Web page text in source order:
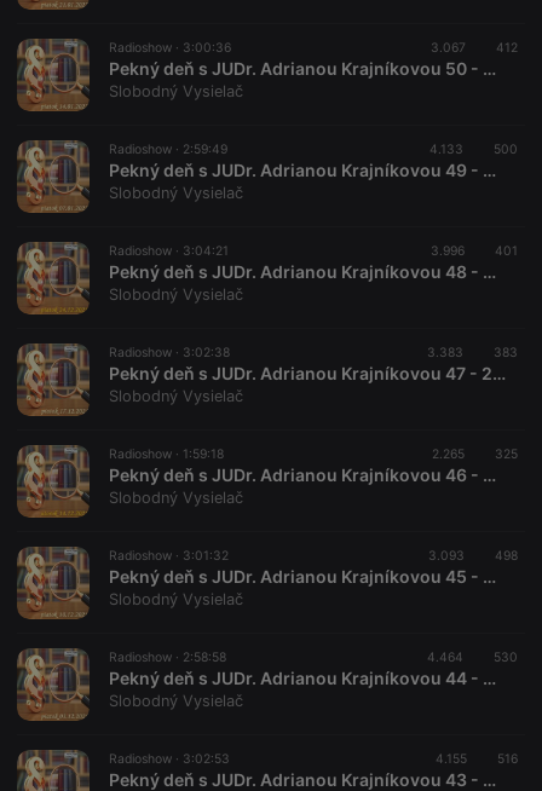
Radioshow · 3:00:36 3.067 412
Pekný deň s JUDr. Adrianou Krajníkovou 50 - 2022-01-14
Slobodný Vysielač
Radioshow · 2:59:49 4.133 500
Pekný deň s JUDr. Adrianou Krajníkovou 49 - 2022-01-07
Slobodný Vysielač
Radioshow · 3:04:21 3.996 401
Pekný deň s JUDr. Adrianou Krajníkovou 48 - 2021-12-24
Slobodný Vysielač
Radioshow · 3:02:38 3.383 383
Pekný deň s JUDr. Adrianou Krajníkovou 47 - 2021-12-17
Slobodný Vysielač
Radioshow · 1:59:18 2.265 325
Pekný deň s JUDr. Adrianou Krajníkovou 46 - 2021-12-14 listáreň
Slobodný Vysielač
Radioshow · 3:01:32 3.093 498
Pekný deň s JUDr. Adrianou Krajníkovou 45 - 2021-12-10
Slobodný Vysielač
Radioshow · 2:58:58 4.464 530
Pekný deň s JUDr. Adrianou Krajníkovou 44 - 2021-12-03
Slobodný Vysielač
Radioshow · 3:02:53 4.155 516
Pekný deň s JUDr. Adrianou Krajníkovou 43 - 2021-11-26